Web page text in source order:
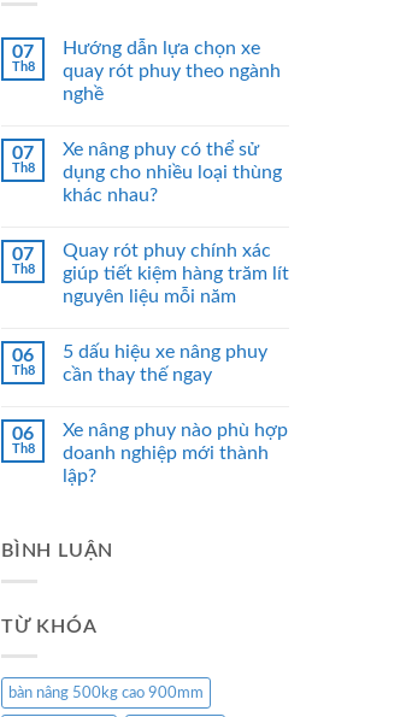
07
Th8
Hướng dẫn lựa chọn xe
quay rót phuy theo ngành
nghề
07
Th8
Xe nâng phuy có thể sử
dụng cho nhiều loại thùng
khác nhau?
07
Th8
Quay rót phuy chính xác
giúp tiết kiệm hàng trăm lít
nguyên liệu mỗi năm
06
Th8
5 dấu hiệu xe nâng phuy
cần thay thế ngay
06
Th8
Xe nâng phuy nào phù hợp
doanh nghiệp mới thành
lập?
BÌNH LUẬN
TỪ KHÓA
bàn nâng 500kg cao 900mm